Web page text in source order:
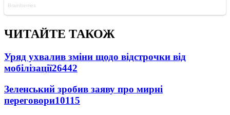
ЧИТАЙТЕ ТАКОЖ
Уряд ухвалив зміни щодо відстрочки від
мобілізації26442
Зеленський зробив заяву про мирні
переговори10115